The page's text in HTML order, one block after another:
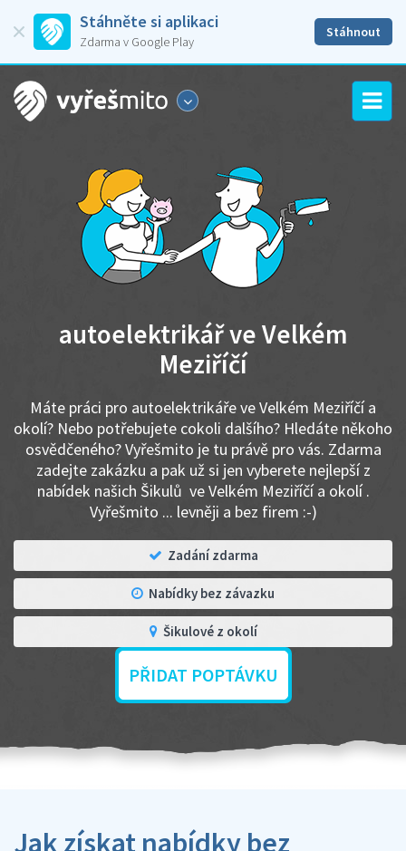
Stáhněte si aplikaci
Zdarma v Google Play
Stáhnout
autoelektrikář ve Velkém
Meziříčí
Máte práci pro autoelektrikáře ve Velkém Meziříčí a
okolí? Nebo potřebujete cokoli dalšího? Hledáte někoho
osvědčeného? Vyřešmito je tu právě pro vás. Zdarma
zadejte zakázku a pak už si jen vyberete nejlepší z
nabídek našich Šikulů ve Velkém Meziříčí a okolí .
Vyřešmito ... levněji a bez firem :-)
Zadání zdarma
Nabídky bez závazku
Šikulové z okolí
PŘIDAT POPTÁVKU
Jak získat nabídky bez